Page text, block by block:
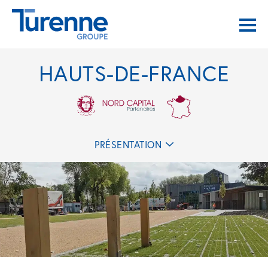
HAUTS-DE-FRANCE
PRÉSENTATION